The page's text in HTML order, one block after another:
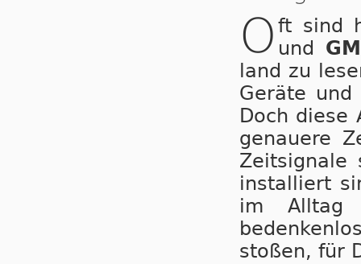
O ft sind
und
land zu
Geräte
Doch
ge­nau­e­re
Zeitsignale
installiert
im Alltag
stoßen, für